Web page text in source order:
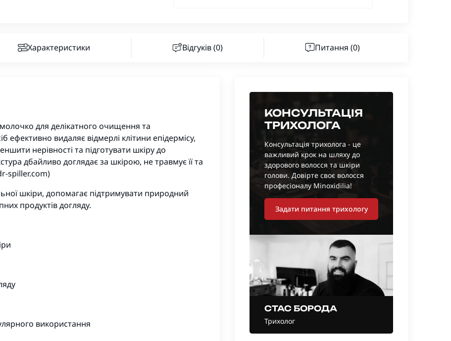
Характеристики Відгуків (0) Питання (0)
для делікатного очищення та
ефективно видаляє відмерлі клітини епідермісу,
нерівності та підготувати шкіру до
дбайливо доглядає за шкірою, не травмує її та
spiller.com)
шкіри, допомагає підтримувати природний
продуктів догляду.
використання
КОНСУЛЬТАЦІЯ
ТРИХОЛОГА
Консультація трихолога - це
важливий крок на шляху до
здорового волосся та шкіри
голови. Довірте своє волосся
професіоналу Minoxidilia!
Задати питання трихологу
СТАС БОРОДА
Трихолог